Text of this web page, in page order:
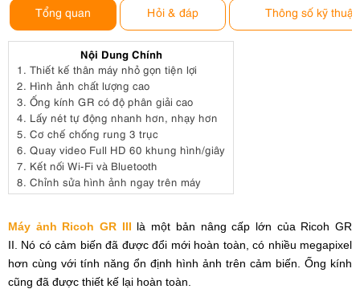
Tổng quan Hỏi & đáp Thông số kỹ thuật
Nội Dung Chính
1. Thiết kế thân máy nhỏ gọn tiện lợi
2. Hình ảnh chất lượng cao
3. Ống kính GR có độ phân giải cao
4. Lấy nét tự động nhanh hơn, nhạy hơn
5. Cơ chế chống rung 3 trục
6. Quay video Full HD 60 khung hình/giây
7. Kết nối Wi-Fi và Bluetooth
8. Chỉnh sửa hình ảnh ngay trên máy
Máy ảnh Ricoh GR III là một bản nâng cấp lớn của Ricoh GR
II. Nó có cảm biến đã được đổi mới hoàn toàn, có nhiều megapixel
hơn cùng với tính năng ổn định hình ảnh trên cảm biến. Ống kính
cũng đã được thiết kế lại hoàn toàn.